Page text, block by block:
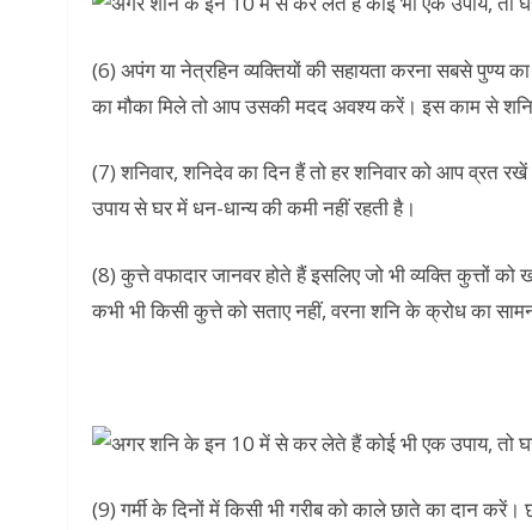
(6) अपंग या नेत्रहिन व्यक्तियों की सहायता करना सबसे पुण्य
का मौका मिले तो आप उसकी मदद अवश्य करें। इस काम से
(7) शनिवार, शनिदेव का दिन हैं तो हर शनिवार को आप व्रत
उपाय से घर में धन-धान्य की कमी नहीं रहती है।
(8) कुत्ते वफादार जानवर होते हैं इसलिए जो भी व्यक्ति कुत्तों
कभी भी किसी कुत्ते को सताए नहीं, वरना शनि के क्रोध का
(9) गर्मी के दिनों में किसी भी गरीब को काले छाते का दान